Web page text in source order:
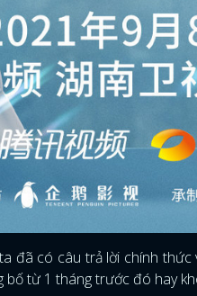
đã có câu trả lời chính thức
từ 1 tháng trước đó hay